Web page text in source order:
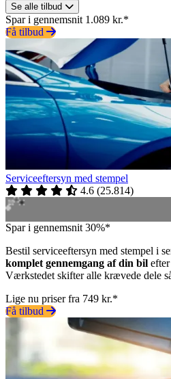
Se alle tilbud
Spar i gennemsnit 1.089 kr.*
Få tilbud
Serviceeftersyn med stempel
4.6 (25.814)
Spar i gennemsnit 30%*
Bestil serviceeftersyn med stempel i
komplet gennemgang af din bil
Værkstedet skifter alle krævede dele
Lige nu priser fra 749 kr.*
Få tilbud